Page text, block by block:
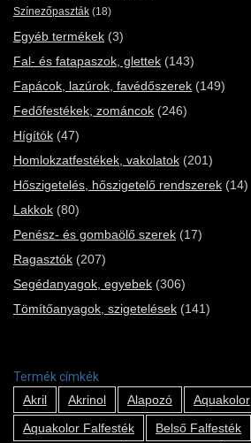
Színezőpaszták (18)
Egyéb termékek (3)
Fal- és fatapaszok, glettek (143)
Fapácok, lazúrok, favédőszerek (149)
Fedőfestékek, zománcok (246)
Hígítók (47)
Homlokzatfestékek, vakolatok (201)
Hőszigetelés, hőszigetelő rendszerek (14)
Lakkok (80)
Penész- és gombaölő szerek (17)
Ragasztók (207)
Segédanyagok, egyebek (306)
Tömítőanyagok, szigetelések (141)
Termék címkék
Akril
Akrinol Alapozó
Aquakolor
Aquakolor Falfesték
Belső Falfesték